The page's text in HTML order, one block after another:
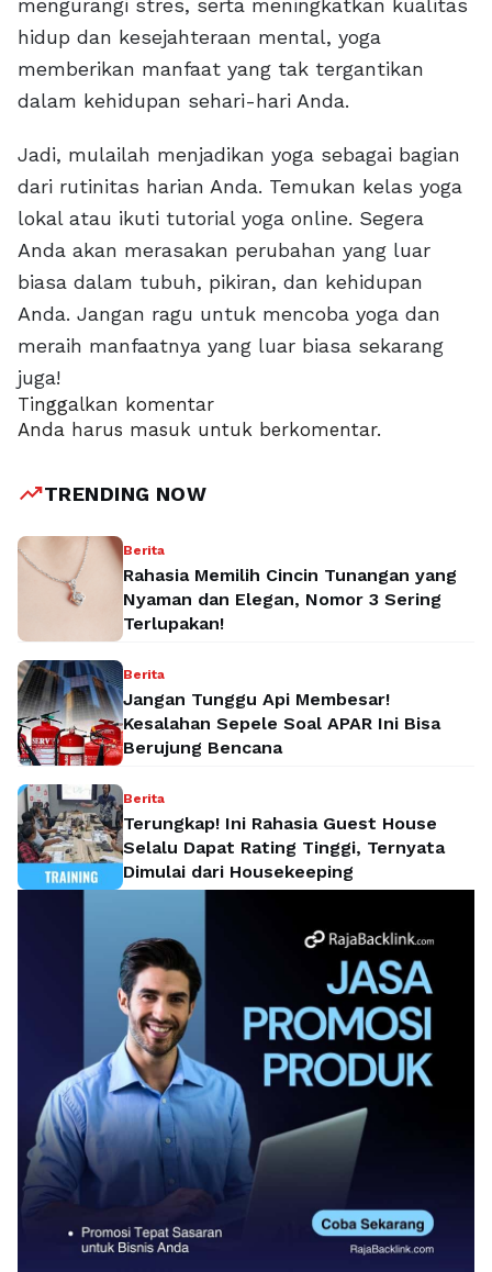
mengurangi stres, serta meningkatkan kualitas
hidup dan kesejahteraan mental, yoga
memberikan manfaat yang tak tergantikan
dalam kehidupan sehari-hari Anda.
Jadi, mulailah menjadikan yoga sebagai bagian
dari rutinitas harian Anda. Temukan kelas yoga
lokal atau ikuti tutorial yoga online. Segera
Anda akan merasakan perubahan yang luar
biasa dalam tubuh, pikiran, dan kehidupan
Anda. Jangan ragu untuk mencoba yoga dan
meraih manfaatnya yang luar biasa sekarang
juga!
Tinggalkan komentar
Anda harus masuk untuk berkomentar.
trending_upTRENDING NOW
Berita
Rahasia Memilih Cincin Tunangan yang
Nyaman dan Elegan, Nomor 3 Sering
Terlupakan!
Berita
Jangan Tunggu Api Membesar!
Kesalahan Sepele Soal APAR Ini Bisa
Berujung Bencana
Berita
Terungkap! Ini Rahasia Guest House
Selalu Dapat Rating Tinggi, Ternyata
Dimulai dari Housekeeping